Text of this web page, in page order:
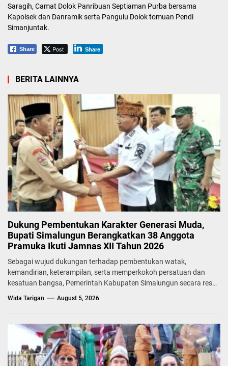
Saragih, Camat Dolok Panribuan Septiaman Purba bersama
Kapolsek dan Danramik serta Pangulu Dolok tomuan Pendi
Simanjuntak.
Share Post Share
BERITA LAINNYA
Dukung Pembentukan Karakter Generasi Muda,
Bupati Simalungun Berangkatkan 38 Anggota
Pramuka Ikuti Jamnas XII Tahun 2026
Sebagai wujud dukungan terhadap pembentukan watak,
kemandirian, keterampilan, serta memperkokoh persatuan dan
kesatuan bangsa, Pemerintah Kabupaten Simalungun secara resmi
melepas...
Wida Tarigan August 5, 2026